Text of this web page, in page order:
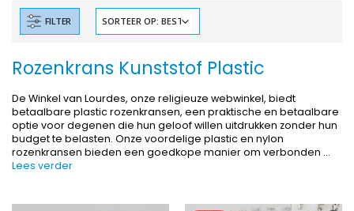
FILTER
Rozenkrans Kunststof Plastic
De Winkel van Lourdes, onze religieuze webwinkel, biedt
betaalbare plastic rozenkransen, een praktische en betaalbare
optie voor degenen die hun geloof willen uitdrukken zonder hun
budget te belasten. Onze voordelige plastic en nylon
rozenkransen bieden een goedkope manier om verbonden ...
Lees verder